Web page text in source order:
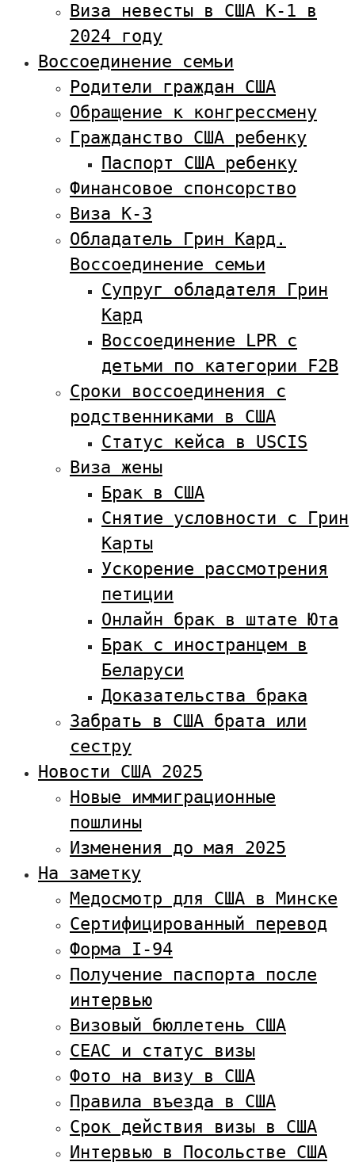
Виза невесты в США К-1 в
2024 году
Воссоединение семьи
Родители граждан США
Обращение к конгрессмену
Гражданство США ребенку
Паспорт США ребенку
Финансовое спонсорство
Виза К-3
Обладатель Грин Кард.
Воссоединение семьи
Супруг обладателя Грин
Кард
Воссоединение LPR с
детьми по категории F2B
Сроки воссоединения с
родственниками в США
Статус кейса в USCIS
Виза жены
Брак в США
Снятие условности с Грин
Карты
Ускорение рассмотрения
петиции
Онлайн брак в штате Юта
Брак с иностранцем в
Беларуси
Доказательства брака
Забрать в США брата или
сестру
Новости США 2025
Новые иммиграционные
пошлины
Изменения до мая 2025
На заметку
Медосмотр для США в Минске
Сертифицированный перевод
Форма I-94
Получение паспорта после
интервью
Визовый бюллетень США
CEAC и статус визы
Фото на визу в США
Правила въезда в США
Срок действия визы в США
Интервью в Посольстве США